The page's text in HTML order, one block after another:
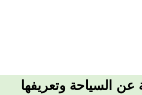
عن السياحة وتعريفها